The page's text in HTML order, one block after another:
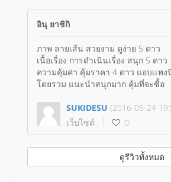
อินุ ยาชิกิ
ภาพ ลายเส้น สวยงาม ดูง่าย 5 ดาว
เนื้อเรื่อง การดำเนินเรื่อง สนุก 5 ดาว
ความคุ้มค่า คุ้มราคา 4 ดาว แอบเเพง
โดยรวม แนะนำสนุกมาก คุ้มที่จะซื้อ
SUKIDESU (2016-05-24
เว็บไซต์
0
ดูรีวิวทั้งหมด